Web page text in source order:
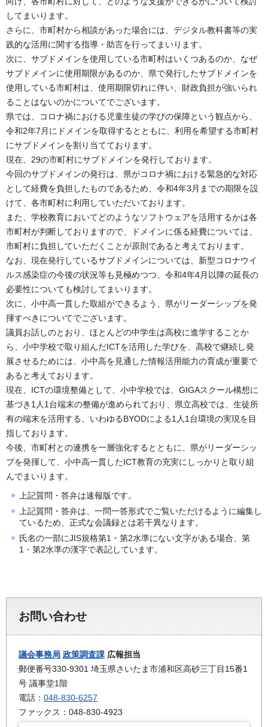
してまいります。
さらに、市町村から相談があった場合には、デジタル教科書等の実
践的な活用に関する指導・助言を行ってまいります。
次に、サブドメインを使用している市町村はいくつあるのか、なぜ
サブドメインに使用期限があるのか、県で発行したサブドメインを
使用している市町村は、使用期限切れに伴い、財政負担が強いられ
ることはないのかについてでございます。
県では、コロナ禍における児童生徒の学びの保障という観点から、
令和2年7月にドメインを取得するとともに、利用を希望する市町村
にサブドメインを割り当てております。
現在、29の市町村にサブドメインを発行しております。
今回のサブドメインの発行は、県がコロナ禍における緊急的な対応
として経費を負担したものであるため、令和4年3月までの期限を設
けて、各市町村に利用していただいております。
また、学校教育においてどのようなソフトウェアを活用するかは各
市町村が判断しておりますので、ドメインに係る経費については、
市町村に負担していただくことが原則であると考えております。
なお、現在発行しているサブドメインについては、新型コロナウイ
ルス感染症の今後の状況等も見極めつつ、令和4年4月以降の延長の
必要性についても検討してまいります。
次に、小中高一貫した取組ができるよう、県がリーダーシップを発
揮すべきについてでございます。
議員お話しのとおり、ほとんどの中学生は高校に進学することか
ら、小中学校で取り組んだICTを活用した学びを、高校で継続し発
展させるためには、小中高を見通した情報活用能力の育成が重要で
あると考えております。
現在、ICTの環境整備として、小中学校では、GIGAスクール構想に
基づき1人1台端末の整備が進められており、県立高校では、生徒所
有の端末を活用する、いわゆるBYODによる1人1台環境の実現を目
指しております。
今後、市町村との連携を一層強化するとともに、県がリーダーシッ
プを発揮して、小中高一貫したICT教育の充実にしっかりと取り組
んでまいります。
上記質問・答弁は速報版です。
上記質問・答弁は、一問一答形式でご覧いただけるように編集し
ているため、正式な会議録とは若干異なります。
氏名の一部にJIS規格第1・第2水準にない文字がある場合、第
1・第2水準の漢字で表記しています。
お問い合わせ
議会事務局 政策調査課 広報担当
郵便番号330-9301 埼玉県さいたま市浦和区高砂三丁目15番1
号 議事堂1階
電話： 048-830-6257
ファックス：048-830-4923